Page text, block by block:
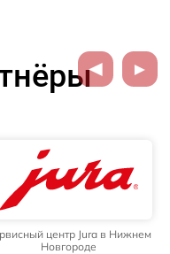
центр Jura в Нижнем
Новгороде